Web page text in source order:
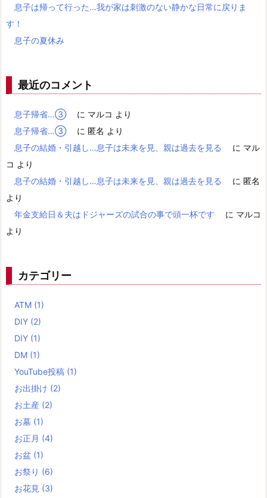
息子は帰って行った…我が家は刺激のない静かな日常に戻りま
す！
息子の夏休み
最近のコメント
息子帰省…③ に マルコ より
息子帰省…③
に 匿名 より
息子の結婚・引越し…息子は未来を見、親は過去を見る
に マル
コ より
息子の結婚・引越し…息子は未来を見、親は過去を見る
に 匿名
より
年金支給日＆夫はドジャーズの試合の事で頭一杯です
に マルコ
より
カテゴリー
ATM (1)
DIY (2)
DIY (1)
DM (1)
YouTube投稿 (1)
お出掛け (2)
お土産 (2)
お墓 (1)
お正月 (4)
お盆 (1)
お祭り (6)
お花見 (3)